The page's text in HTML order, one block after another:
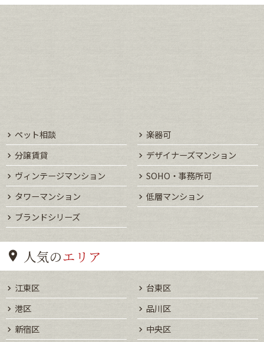
ペット相談
楽器可
分譲賃貸
デザイナーズマンション
ヴィンテージマンション
SOHO・事務所可
タワーマンション
低層マンション
ブランドシリーズ
人気のエリア
江東区
台東区
港区
品川区
新宿区
中央区